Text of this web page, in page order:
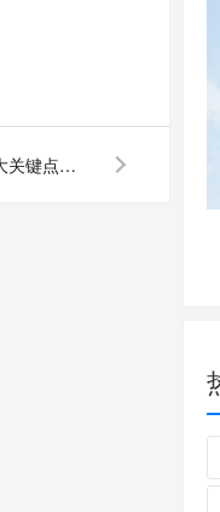
无人机飞手培训如何选择？三大关键点助你找到靠谱培训机构